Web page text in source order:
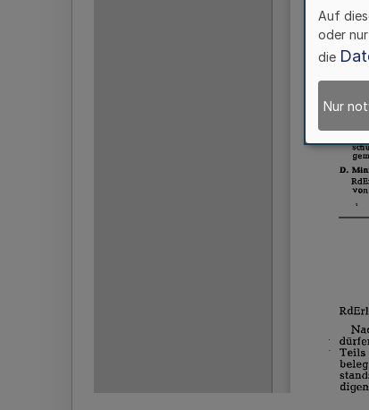
Auf
oder
die
Nur